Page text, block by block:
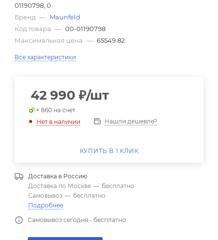
01190798, 0
Бренд — Maunfeld
Код товара — 00-01190798
Максимальная цена — 65549.82
Все характеристики
42 990 ₽/шт
+ 860 на счет
Нет в наличии
Нашли дешевле?
КУПИТЬ В 1 КЛИК
Доставка в Россию
Доставка по Москве — бесплатно
Самовывоз — бесплатно
Подробнее
Самовывоз сегодня - бесплатно